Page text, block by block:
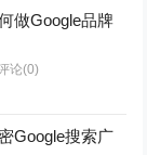
做Google品牌
论(0)
Google搜索广